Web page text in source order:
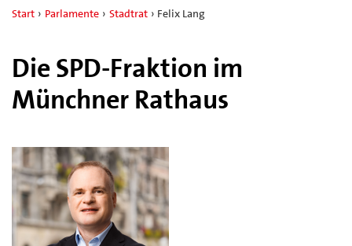
Start › Parlamente › Stadtrat › Felix Lang
Die SPD-Fraktion im
Münchner Rathaus